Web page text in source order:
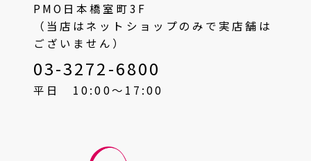
PMO日本橋室町3F
（当店はネットショップのみで実店舗は
ございません）
03-3272-6800
平日 10:00〜17:00